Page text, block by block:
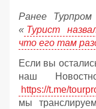
Ранее
« Турист
что его там
Если вы
наш
https://t.me/
мы